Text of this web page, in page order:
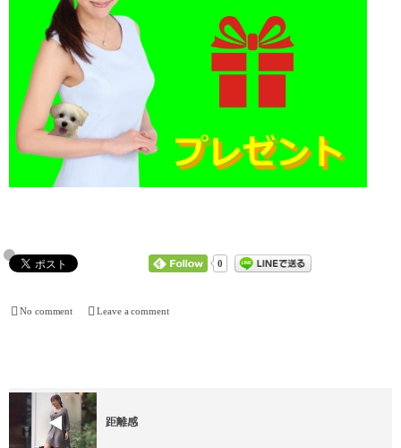
0
No comment Leave a comment
距離感